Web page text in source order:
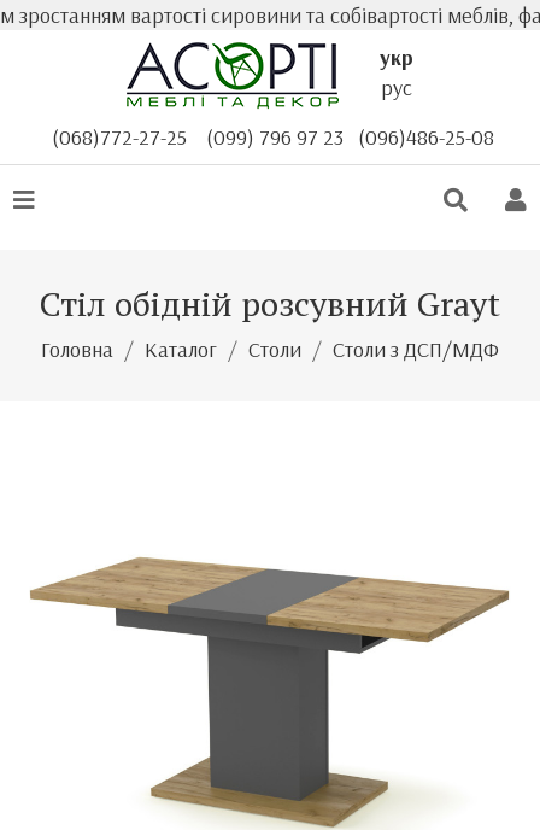
вартості сировини та собівартості меблів,
укр
рус
(068)772-27-25
(099) 796 97 23 (096)486-25-08
Стіл обідній розсувний Grayt
Головна Каталог Столи Столи з ДСП/МДФ